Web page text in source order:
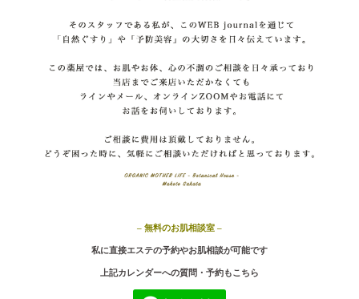
– 無料のお肌相談室 –
私に直接エステの予約やお肌相談が可能です
上記カ レンダーへの質問・予約もこちら